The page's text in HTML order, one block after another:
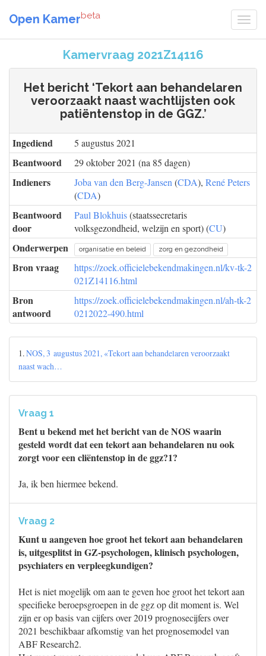
Open Kamerbeta
Kamervraag 2021Z14116
Het bericht ‘Tekort aan behandelaren
veroorzaakt naast wachtlijsten ook
patiëntenstop in de GGZ.’
Ingediend 5 augustus 2021
Beantwoord 29 oktober 2021 (na 85 dagen)
Indieners Joba van den Berg-Jansen (CDA), René Peters
(CDA)
Beantwoord
door
Paul Blokhuis(staatssecretaris
volksgezondheid, welzijn en sport) (CU)
Onderwerpen organisatie en beleid zorg en gezondheid
Bron vraag
https://zoek.officielebekendmakingen.nl/kv-tk-2
021Z14116.html
Bron
antwoord
https://zoek.officielebekendmakingen.nl/ah-tk-2
0212022-490.html
1.NOS, 3 augustus 2021, «Tekort aan behandelaren veroorzaakt
naast wach…
Vraag 1
Bent u bekend met het bericht van de NOS waarin
gesteld wordt dat een tekort aan behandelaren nu ook
zorgt voor een cliëntenstop in de ggz?1?
Ja, ik ben hiermee bekend.
Vraag 2
Kunt u aangeven hoe groot het tekort aan behandelaren
is, uitgesplitst in GZ-psychologen, klinisch psychologen,
psychiaters en verpleegkundigen?
Het is niet mogelijk om aan te geven hoe groot het tekort aan
specifieke beroepsgroepen in de ggz op dit moment is. Wel
zijn er op basis van cijfers over 2019 prognosecijfers over
2021 beschikbaar afkomstig van het prognosemodel van
ABF Research2.